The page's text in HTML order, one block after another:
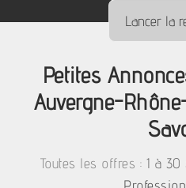
Petites
Auvergne-
Toutes les offres : 1 à